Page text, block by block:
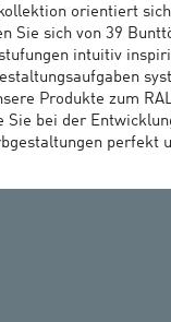
orientiert
Sie sich von 39
intuitiv
Produkte zum
Sie bei der
perfekt